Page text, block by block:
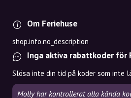
Om Feriehuse
shop.info.no_description
Inga aktiva rabattkoder för
Slösa inte din tid på koder som inte
Molly har kontrollerat alla kända